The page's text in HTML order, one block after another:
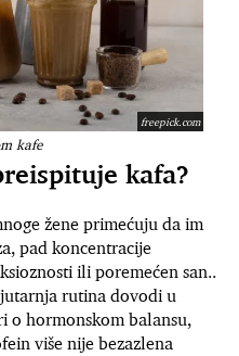
kafe
freepick.com
kafa?
žene primećuju da im
pad koncentracije
ili poremećen san..
rutina dovodi u
o hormonskom balansu,
više nije bezazlena